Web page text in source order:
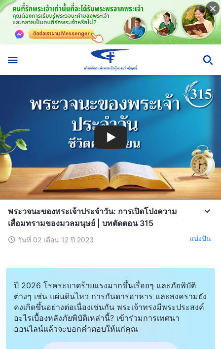
พระวจนะของพระเจ้าประจำวัน: การเปิดโปงความ
เสื่อมทรามของมวลมนุษย์ | บทตัดตอน 315
วันที่ 02 เดือน 12 ปี 2023 แบ่งปัน
ปี 2026 โรคระบาดร้ายแรงมากขึ้นเรื่อยๆ และภัยพิบัติ
ต่างๆ เช่น แผ่นดินไหว การกันดารอาหาร และสงครามยัง
คงเกิดขึ้นอย่างต่อเนื่องเช่นกัน พระเจ้าทรงมีพระประสงค์
อะไรเบื้องหลังภัยพิบัติเหล่านี้? เข้าร่วมการเทศนา
ออนไลน์แล้วจะบอกคำตอบให้แก่คุณ